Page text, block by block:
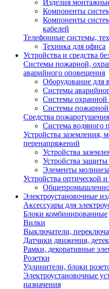
Изделия
Компоненты
Компоненты
кабелей
Телефонные системы,
Техника для офиса
Устройства и средства
Системы пожарной,
аварийного оповещения
Оборудование для
Системы
Системы охранной
Системы пожарной
Средства
Система водяного
Устройства
перенапряжений
Устройства
Устройства
Элементы
Устройства оптической
Электроустановочные
Аксессуары для
Блоки комбинированные
Вилки
Выключатели,
Датчики движения,
Рамки, декоративные
Розетки
Удлинители, блоки
Электроустановочные
назначения